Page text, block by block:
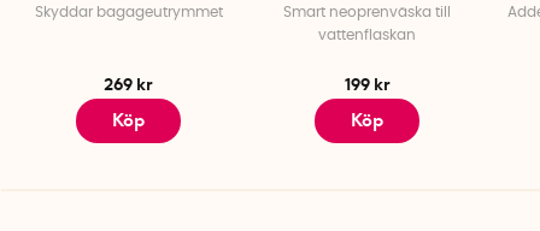
Skyddar bagageutrymmet
269 kr
Köp
Smart neoprenväska till
vattenflaskan
199 kr
Köp